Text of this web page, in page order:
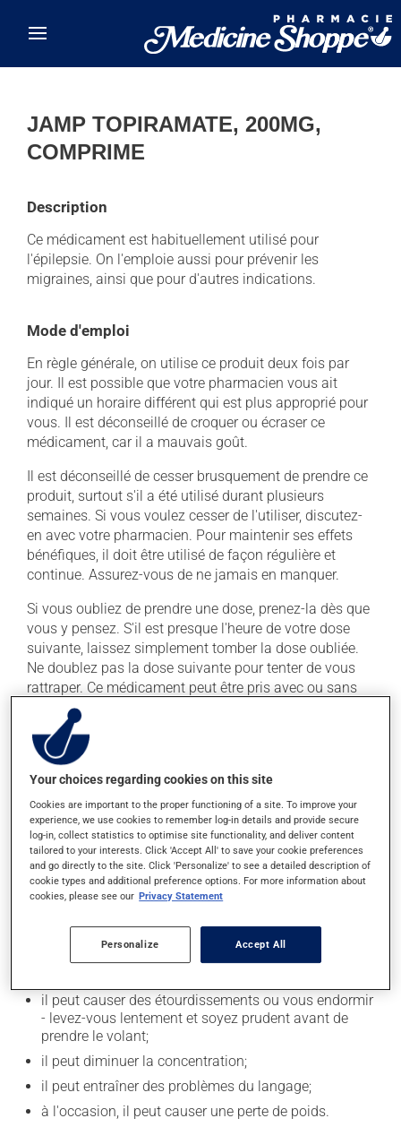
JAMP TOPIRAMATE, 200MG,
COMPRIME
Description
Ce médicament est habituellement utilisé pour
l'épilepsie. On l'emploie aussi pour prévenir les
migraines, ainsi que pour d'autres indications.
Mode d'emploi
En règle générale, on utilise ce produit deux fois par
jour. Il est possible que votre pharmacien vous ait
indiqué un horaire différent qui est plus approprié pour
vous. Il est déconseillé de croquer ou écraser ce
médicament, car il a mauvais goût.
Il est déconseillé de cesser brusquement de prendre ce
produit, surtout s'il a été utilisé durant plusieurs
semaines. Si vous voulez cesser de l'utiliser, discutez-
en avec votre pharmacien. Pour maintenir ses effets
bénéfiques, il doit être utilisé de façon régulière et
continue. Assurez-vous de ne jamais en manquer.
Si vous oubliez de prendre une dose, prenez-la dès que
vous y pensez. S'il est presque l'heure de votre dose
suivante, laissez simplement tomber la dose oubliée.
Ne doublez pas la dose suivante pour tenter de vous
rattraper. Ce médicament peut être pris avec ou sans
nourriture, sans égard aux repas ou aux collations.
Il est recommandé de boire beaucoup d'eau durant tout
le traitement. La prise d'alcool peut augmenter l'effet
du médicament. Limitez la consommation d'alcool à
une prise occasionnelle de petites quantités.
Effets indésirables
En plus de ses effets recherchés, ce produit peut à
l'occasion entraîner certains effets indésirables (effets
secondaires), notamment :
il peut causer des problèmes de coordination et de la
il peut causer des étourdissements ou vous endormir
- levez-vous lentement et soyez prudent avant de
prendre le volant;
il peut diminuer la concentration;
il peut entraîner des problèmes du langage;
à l'occasion, il peut causer une perte de poids.
Your choices regarding cookies on this site
Cookies are important to the proper functioning of a site. To improve your
experience, we use cookies to remember log-in details and provide secure
log-in, collect statistics to optimise site functionality, and deliver content
tailored to your interests. Click 'Accept All' to save your cookie preferences
and go directly to the site. Click 'Personalize' to see a detailed description of
cookie types and additional preference options. For more information about
cookies, please see our Privacy Statement
Personalize Accept All